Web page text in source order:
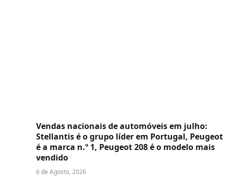
Vendas nacionais de automóveis em julho:
Stellantis é o grupo líder em Portugal, Peugeot
é a marca n.º 1, Peugeot 208 é o modelo mais
vendido
6 de Agosto, 2026